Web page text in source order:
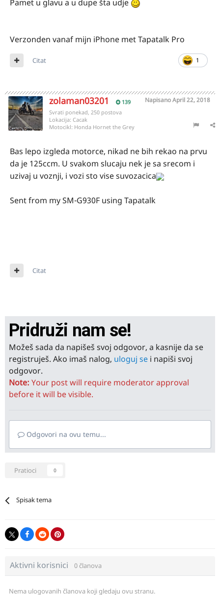
Pamet u glavu a u dupe šta udje
Verzonden vanaf mijn iPhone met Tapatalk Pro
1
Citat
zolaman03201 139 NapisanoApril 22, 2018
Svrati ponekad, 250 postova
Lokacija: Cacak
Motocikl: Honda Hornet the Grey
Bas lepo izgleda motorce, nikad ne bih rekao na prvu
da je 125ccm. U svakom slucaju nek je sa srecom i
uzivaj u voznji, i vozi sto vise suvozacica
Sent from my SM-G930F using Tapatalk
Citat
Pridruži nam se!
Možeš sada da napišeš svoj odgovor, a kasnije da se
registruješ. Ako imaš nalog, uloguj se i napiši svoj
odgovor.
Note: Your post will require moderator approval
before it will be visible.
Odgovori na ovu temu...
Pratioci 0
Spisak tema
Aktivni korisnici 0 članova
Nema ulogovanih članova koji gledaju ovu stranu.